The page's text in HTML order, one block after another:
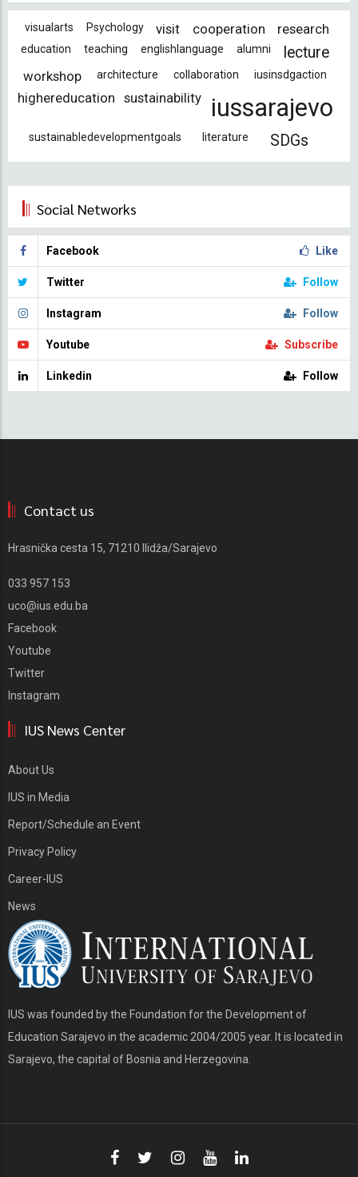
visualarts Psychology visit cooperation research
education teaching englishlanguage alumni lecture
workshop architecture collaboration iusinsdgaction
highereducation sustainability iussarajevo
sustainabledevelopmentgoals literature SDGs
Social Networks
Facebook Like
Twitter Follow
Instagram Follow
Youtube Subscribe
Linkedin Follow
Contact us
Hrasnička cesta 15, 71210 Ilidža/Sarajevo
033 957 153
uco@ius.edu.ba
Facebook
Youtube
Twitter
Instagram
IUS News Center
About Us
IUS in Media
Report/Schedule an Event
Privacy Policy
Career-IUS
News
IUS was founded by the Foundation for the Development of
Education Sarajevo in the academic 2004/2005 year. It is located in
Sarajevo, the capital of Bosnia and Herzegovina.